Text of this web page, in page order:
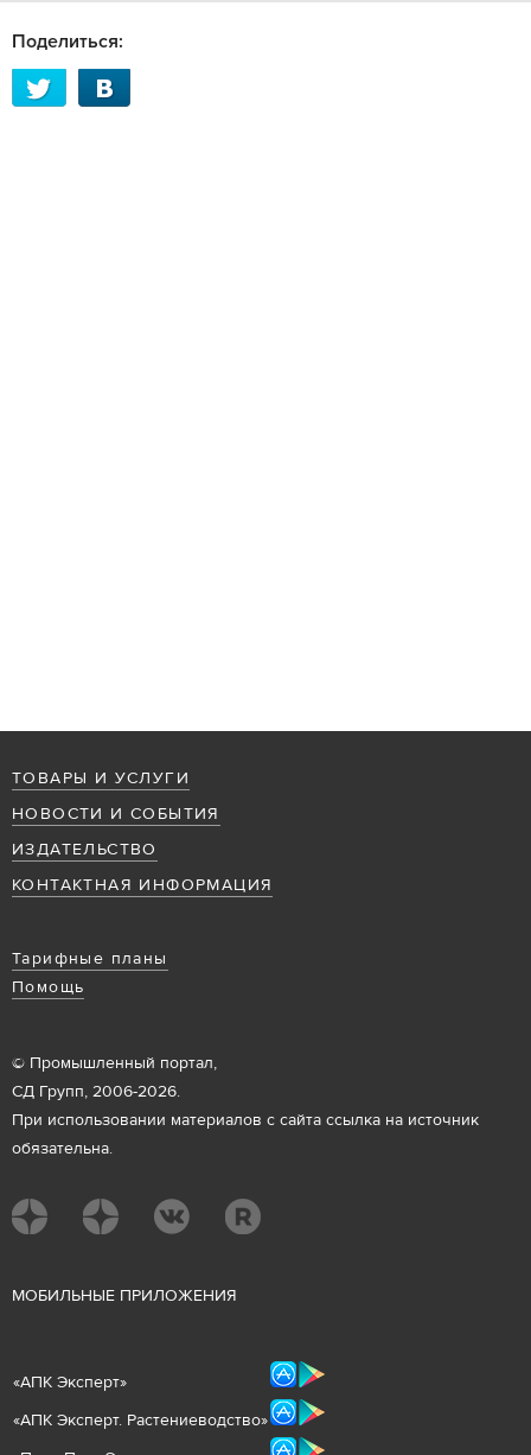
Поделиться:
ТОВАРЫ И УСЛУГИ
НОВОСТИ И СОБЫТИЯ
ИЗДАТЕЛЬСТВО
КОНТАКТНАЯ ИНФОРМАЦИЯ
Тарифные планы
Помощь
© Промышленный портал,
СД Групп, 2006-2026.
При использовании материалов с сайта ссылка на источник
обязательна.
МОБИЛЬНЫЕ ПРИЛОЖЕНИЯ
«АПК Эксперт»
«АПК Эксперт. Растениеводство»